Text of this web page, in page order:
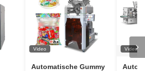
Video
Automatische Gummy
Video